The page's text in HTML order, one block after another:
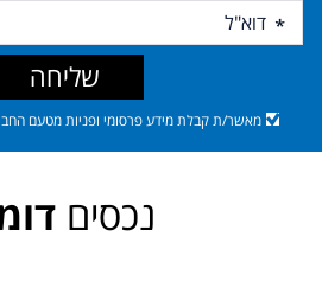
מאשר/ת קבלת מידע פרסומי ופניות מטעם
שליחה
נכסים